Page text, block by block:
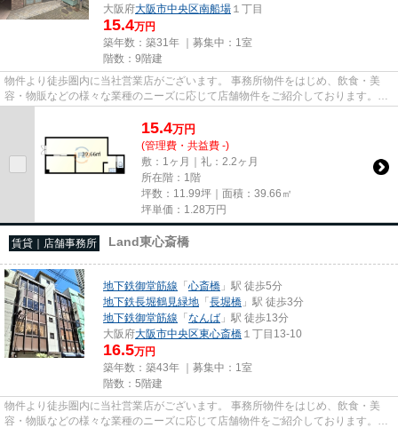
大阪府大阪市中央区南船場 １丁目
15.4万円
築年数：築31年 ｜募集中： 1室
階数：9階建
物件より徒歩圏内に当社営業店がございます。 事務所物件をはじめ、飲食・美
容・物販などの様々な業種のニーズに応じて店舗物件をご紹介しております。
尚、弊社ではおとり広告は一切...
15.4万円
(管理費・共益費 -)
敷：1ヶ月｜礼：2.2ヶ月
所在階：1階
坪数：11.99坪｜面積：39.66㎡
坪単価： 1.28万円
賃貸｜店舗事務所 Land東心斎橋
地下鉄御堂筋線 「心斎橋 」駅 徒歩5分
地下鉄長堀鶴見緑地 「長堀橋 」駅 徒歩3分
地下鉄御堂筋線 「なんば 」駅 徒歩13分
大阪府大阪市中央区東心斎橋 １丁目13-10
16.5万円
築年数：築43年 ｜募集中： 1室
階数：5階建
物件より徒歩圏内に当社営業店がございます。 事務所物件をはじめ、飲食・美
容・物販などの様々な業種のニーズに応じて店舗物件をご紹介しております。